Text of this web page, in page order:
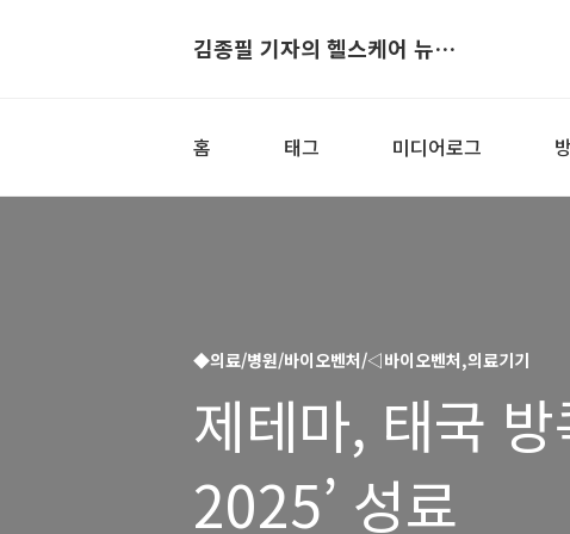
김종필 기자의 헬스케어 뉴스▶
홈 태그 미디어로그
◆의료/병원/바이오벤처/◁바이오벤처,의료기기
제테마, 태국
2025’ 성료